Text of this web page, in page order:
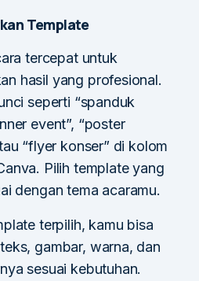
Template
tercepat untuk
hasil yang profesional.
seperti “spanduk
event”, “poster
“flyer konser” di kolom
Pilih template yang
dengan tema acaramu.
terpilih, kamu bisa
gambar, warna, dan
sesuai kebutuhan.